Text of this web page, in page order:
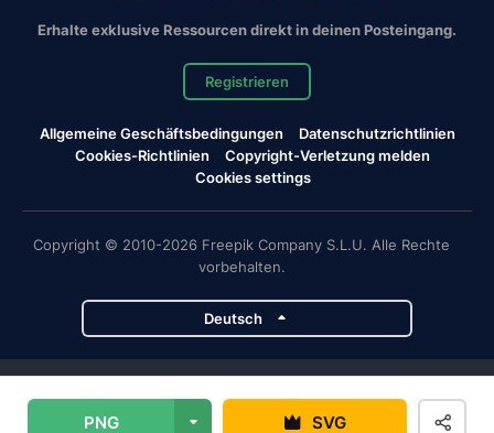
PNG SVG
Erhalte exklusive Ressourcen direkt in deinen Posteingang.
Registrieren
Allgemeine Geschäftsbedingungen
Datenschutzrichtlinien
Cookies-Richtlinien
Copyright-Verletzung melden
Cookies settings
Copyright © 2010-2026 Freepik Company S.L.U. Alle Rechte
vorbehalten.
Deutsch